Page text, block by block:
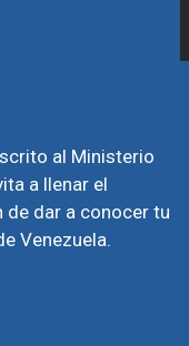
al Ministerio
a llenar el
dar a conocer tu
Venezuela.